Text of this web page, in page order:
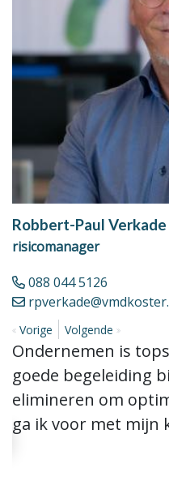
Robbert-Paul Verkade
risicomanager
088 044 5126
Vorige Volgende
Ondernemen is
goede begeleiding
elimineren om
ga ik voor met mijn